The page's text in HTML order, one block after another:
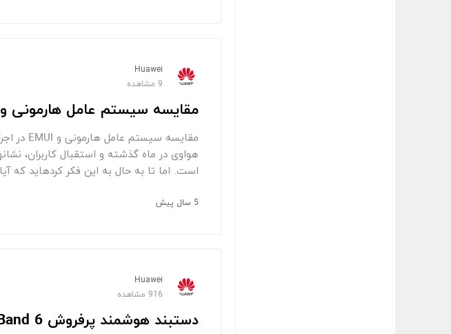
Huawei
9 مشاهده
مقایسه سیستم عامل هارمونی و EMUI در اجرای برنامه‎‌ها، بازی و مصرف انرژی
است. اما تا به حال به این فکر کرده‎اید که آیا هارمونی او اس 2.0 نسبت به EMUI چه
5 سال پیش
Huawei
916 مشاهده
دستبند هوشمند پرفروش HUAWEI Band 6 به بازار ایران آمد